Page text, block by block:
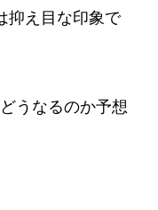
抑え目な印象で
うなるのか予想